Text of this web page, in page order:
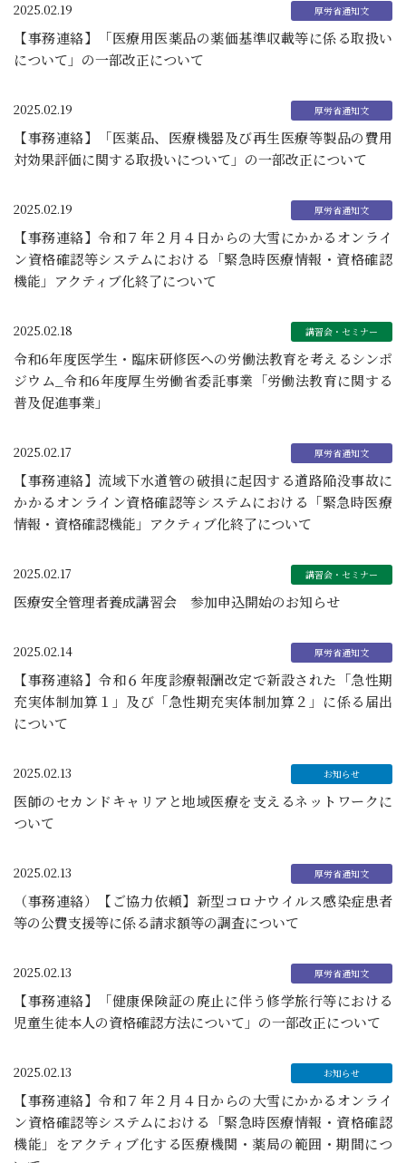
2025.02.19
【事務連絡】「医療用医薬品の薬価基準収載等に係る取扱い
について」の一部改正について
2025.02.19
【事務連絡】「医薬品、医療機器及び再生医療等製品の費用
対効果評価に関する取扱いについて」の一部改正について
2025.02.19
【事務連絡】令和７年２月４日からの大雪にかかるオンライ
ン資格確認等システムにおける「緊急時医療情報・資格確認
機能」アクティブ化終了について
2025.02.18
令和6年度医学生・臨床研修医への労働法教育を考えるシンポ
ジウム_令和6年度厚生労働省委託事業「労働法教育に関する
普及促進事業」
2025.02.17
【事務連絡】流域下水道管の破損に起因する道路陥没事故に
かかるオンライン資格確認等システムにおける「緊急時医療
情報・資格確認機能」アクティブ化終了について
2025.02.17
医療安全管理者養成講習会 参加申込開始のお知らせ
2025.02.14
【事務連絡】令和６年度診療報酬改定で新設された「急性期
充実体制加算１」及び「急性期充実体制加算２」に係る届出
について
2025.02.13
医師のセカンドキャリアと地域医療を支えるネットワークに
ついて
2025.02.13
（事務連絡）【ご協力依頼】新型コロナウイルス感染症患者
等の公費支援等に係る請求額等の調査について
2025.02.13
【事務連絡】「健康保険証の廃止に伴う修学旅行等における
児童生徒本人の資格確認方法について」の一部改正について
2025.02.13
【事務連絡】令和７年２月４日からの大雪にかかるオンライ
ン資格確認等システムにおける「緊急時医療情報・資格確認
機能」をアクティブ化する医療機関・薬局の範囲・期間につ